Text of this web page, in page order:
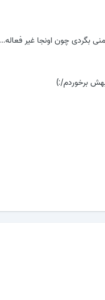
بگردی چون اونجا غیر فعاله...
برخوردم/:)